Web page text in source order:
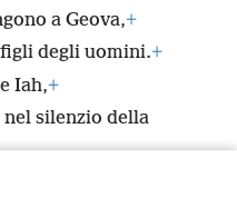
a Geova,+
degli uomini.+
Iah,+
silenzio della